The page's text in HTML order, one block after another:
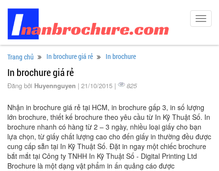
Trang chủ In brochure giá rẻ In brochure
In brochure giá rẻ
Đăng bởi Huyennguyen | 21/10/2015 | 825
Nhận in brochure giá rẻ tại HCM, in brochure gấp 3, in số lượng
lớn brochure, thiết kế brochure theo yêu cầu từ In Kỹ Thuật Số. In
brochure nhanh có hàng từ 2 – 3 ngày, nhiều loại giấy cho bạn
lựa chọn, từ giấy chất lượng cao cho đến giấy in thường đều được
cung cấp sẵn tại In Kỹ Thuật Số. Đặt in ngay một chiếc brochure
bắt mắt tại Công ty TNHH In Kỹ Thuật Số - Digital Printing Ltd
Brochure là một dạng vật phẩm in ấn quảng cáo được